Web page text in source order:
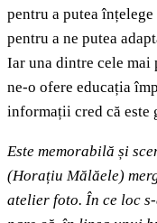
pentru a putea
pentru a ne putea
Iar una dintre cele mai
ne-o ofere educația
informații cred că este
Este memorabilă și
(Horațiu Mălăele)
atelier foto. În ce loc